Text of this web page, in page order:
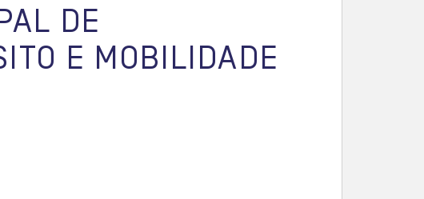
DE
E MOBILIDADE